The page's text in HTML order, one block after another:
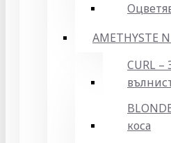
AMETHYSTE
CURL –
коса